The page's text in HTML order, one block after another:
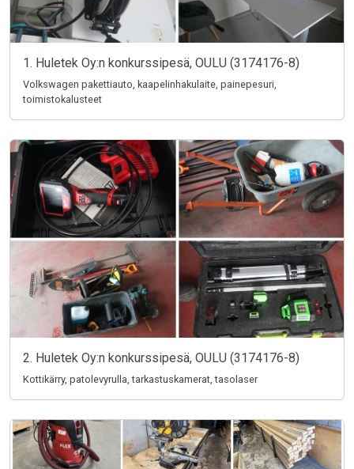
1. Huletek Oy:n konkurssipesä, OULU (3174176-8)
Volkswagen pakettiauto, kaapelinhakulaite, painepesuri,
toimistokalusteet
2. Huletek Oy:n konkurssipesä, OULU (3174176-8)
Kottikärry, patolevyrulla, tarkastuskamerat, tasolaser